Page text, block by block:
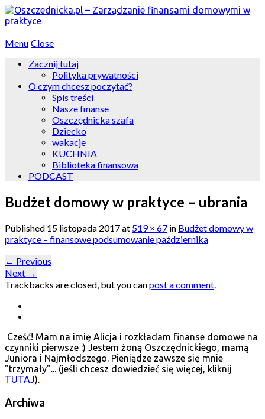
Menu Close
Zacznij tutaj
Polityka prywatności
O czym chcesz poczytać?
Spis treści
Nasze finanse
Oszczędnicka szafa
Dziecko
wakacje
KUCHNIA
Biblioteka finansowa
PODCAST
Budżet domowy w praktyce – ubrania
Published 15 listopada 2017at 519 × 67 in Budżet domowy w
praktyce – finansowe podsumowanie października
← Previous
Next →
Trackbacks are closed, but you canpost a comment
Cześć! Mam na imię Alicja i rozkładam finanse domowe na
czynniki pierwsze :) Jestem żoną Oszczędnickiego, mamą
Juniora i Najmłodszego. Pieniądze zawsze się mnie
"trzymały"... (jeśli chcesz dowiedzieć się więcej, kliknij
TUTAJ).
Archiwa